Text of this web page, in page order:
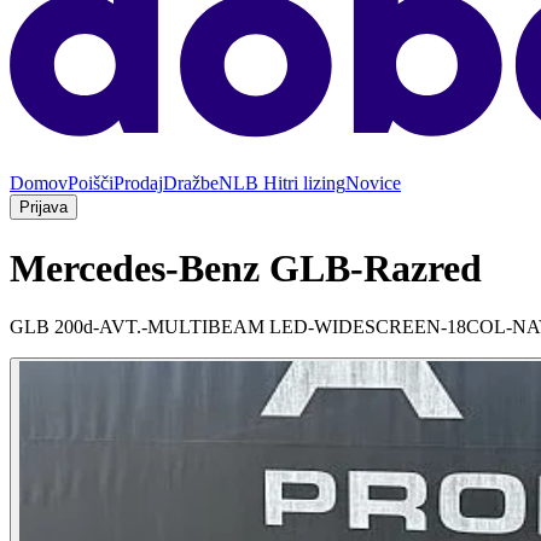
DomovPoiščiProdajDražbeNLB Hitri lizingNovice
Prijava
Mercedes-Benz GLB-Razred
GLB 200d-AVT.-MULTIBEAM LED-WIDESCREEN-18COL-